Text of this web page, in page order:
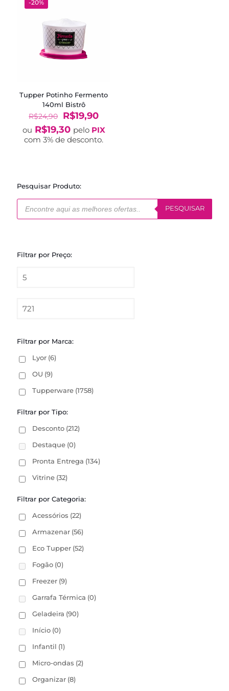
-20%
Tupper Potinho Fermento
140ml Bistrô
R$24,90
O
preço
original
era:
R$19,90O
preço
atual
é:
ou R$19,30 pelo PIX
com 3% de desconto.
Pesquisar Produto:
Pesquisar
produtos
PESQUISAR
Filtrar por Preço:
Filtrar por Marca:
Lyor (6)
OU (9)
Tupperware (1758)
Filtrar por Tipo:
Desconto (212)
Destaque (0)
Pronta Entrega (134)
Vitrine (32)
Filtrar por Categoria:
Acessórios (22)
Armazenar (56)
Eco Tupper (52)
Fogão (0)
Freezer (9)
Garrafa Térmica (0)
Geladeira (90)
Início (0)
Infantil (1)
Micro-ondas (2)
Organizar (8)